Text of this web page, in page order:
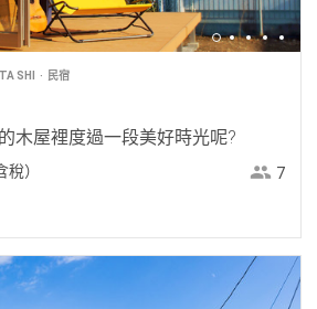
SHI 民宿
木屋裡度過一段美好時光呢?
稅） 7